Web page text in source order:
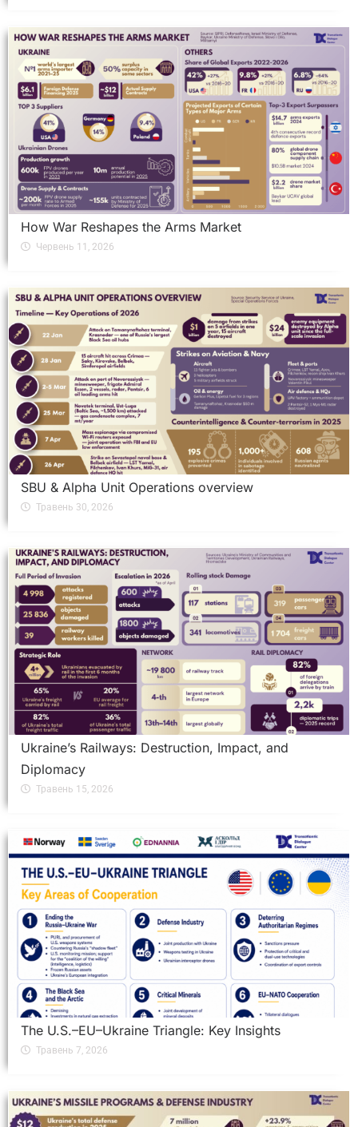
How War Reshapes the Arms Market
Червень 11, 2026
SBU & Alpha Unit Operations overview
Травень 30, 2026
Ukraine’s Railways: Destruction, Impact, and
Diplomacy
Травень 15, 2026
The U.S.–EU–Ukraine Triangle: Key Insights
Травень 7, 2026